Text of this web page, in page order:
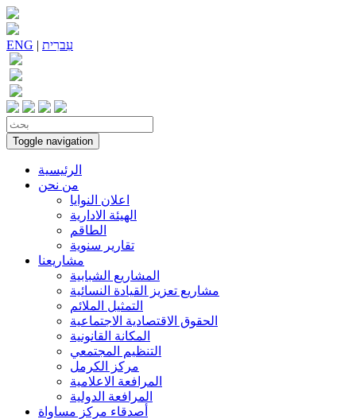
ENG | עִברִית
Toggle navigation
الرئيسية
من نحن
اعلان النوايا
الهيئة الادارية
الطاقم
تقارير سنوية
مشاريعنا
المشاريع الشبابية
مشاريع تعزيز القيادة النسائية
التمثيل الملائم
الحقوق الاقتصادية الاجتماعية
المكانة القانونية
التنظيم المجتمعي
مركز الكرمل
المرافعة الاعلامية
المرافعة الدولية
أصدقاء مركز مساواة